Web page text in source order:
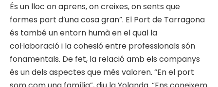
És un lloc on aprens, on creixes, on sents que
formes part d’una cosa gran”. El Port de Tarragona
és també un entorn humà en el qual la
col·laboració i la cohesió entre professionals són
fonamentals. De fet, la relació amb els companys
és un dels aspectes que més valoren. “En el port